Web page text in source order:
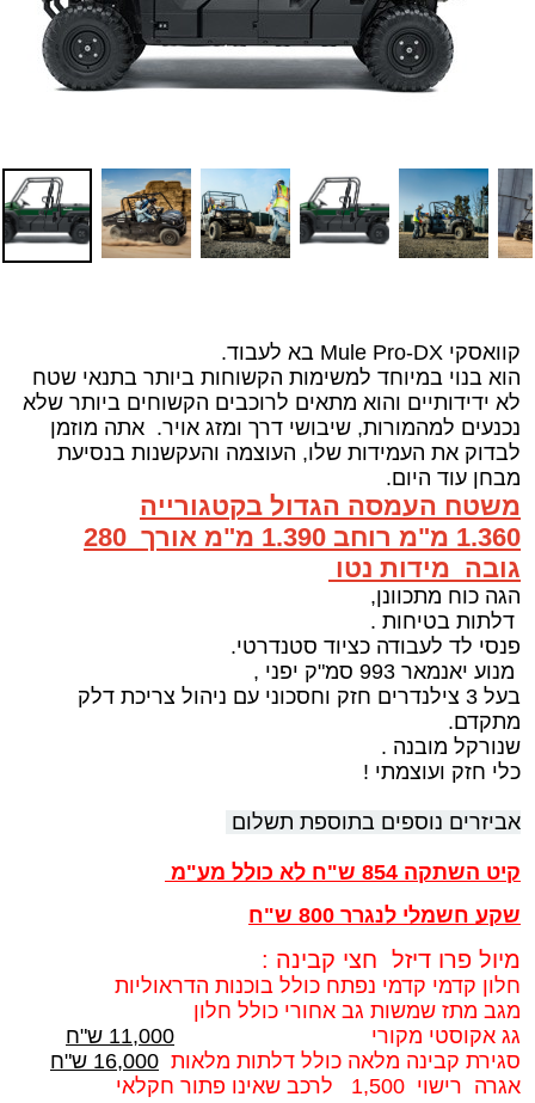
קוואסקי Mule Pro-DX בא לעבוד.
הוא בנוי במיוחד למשימות הקשוחות ביותר בתנאי שטח
לא ידידותיים והוא מתאים לרוכבים הקשוחים ביותר שלא
נכנעים למהמורות, שיבושי דרך ומזג אויר. אתה מוזמן
לבדוק את העמידות שלו, העוצמה והעקשנות בנסיעת
מבחן עוד היום.
משטח העמסה הגדול בקטגורייה
1.360 מ"מ רוחב 1.390 מ"מ אורך 280
גובה מידות נטו
הגה כוח מתכוונן,
דלתות בטיחות .
פנסי לד לעבודה כציוד סטנדרטי.
מנוע יאנמאר 993 סמ"ק יפני ,
בעל 3 צילנדרים חזק וחסכוני עם ניהול צריכת דלק
מתקדם.
שנורקל מובנה .
כלי חזק ועוצמתי !
אביזרים נוספים בתוספת תשלום
קיט השתקה 854 ש"ח לא כולל מע"מ
שקע חשמלי לנגרר 800 ש"ח
מיול פרו דיזל חצי קבינה :
חלון קדמי קדמי נפתח כולל בוכנות הדראוליות
מגב מתז שמשות גב אחורי כולל חלון
גג אקוסטי מקורי 11,000 ש"ח
סגירת קבינה מלאה כולל דלתות מלאות 16,000 ש"ח
אגרה רישוי 1,500 לרכב שאינו פתור חקלאי